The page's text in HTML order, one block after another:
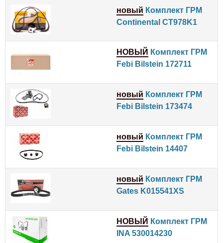
новый Комплект ГРМ
Continental CT978K1
НОВЫЙ Комплект ГРМ
Febi Bilstein 172711
новый Комплект ГРМ
Febi Bilstein 173474
новый Комплект ГРМ
Febi Bilstein 14407
новый Комплект ГРМ
Gates K015541XS
НОВЫЙ Комплект ГРМ
INA 530014230